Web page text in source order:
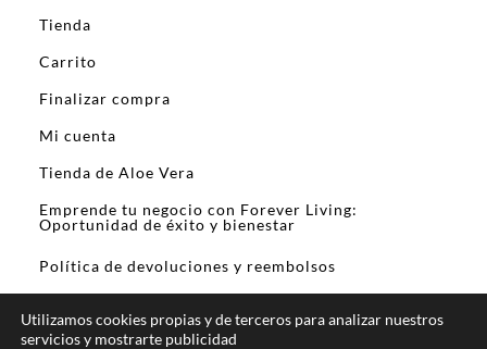
Tienda
Carrito
Finalizar compra
Mi cuenta
Tienda de Aloe Vera
Emprende tu negocio con Forever Living:
Oportunidad de éxito y bienestar
Política de devoluciones y reembolsos
Utilizamos cookies propias y de terceros para analizar nuestros
servicios y mostrarte publicidad